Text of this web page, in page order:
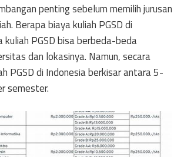
penting sebelum memilih jurusan
Berapa biaya kuliah PGSD di
kuliah PGSD bisa berbeda-beda
dan lokasinya. Namun, secara
PGSD di Indonesia berkisar antara 5-
semester.